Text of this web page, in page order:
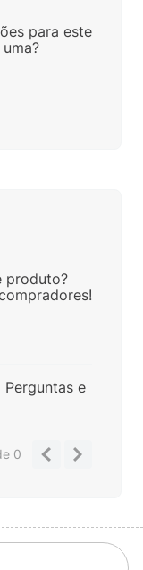
para este
produto?
e
0